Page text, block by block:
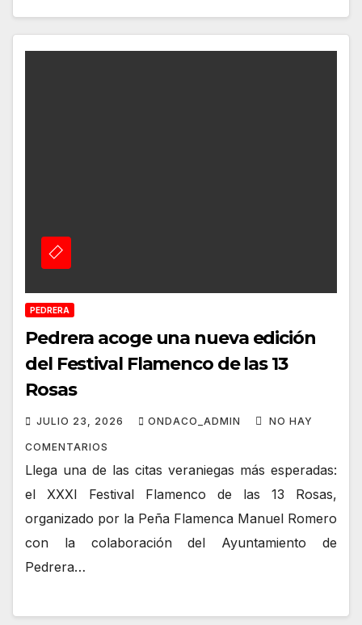
PEDRERA
Pedrera acoge una nueva edición
del Festival Flamenco de las 13
Rosas
JULIO 23, 2026 ONDACO_ADMIN NO HAY
COMENTARIOS
Llega una de las citas veraniegas más esperadas:
el XXXI Festival Flamenco de las 13 Rosas,
organizado por la Peña Flamenca Manuel Romero
con la colaboración del Ayuntamiento de
Pedrera…